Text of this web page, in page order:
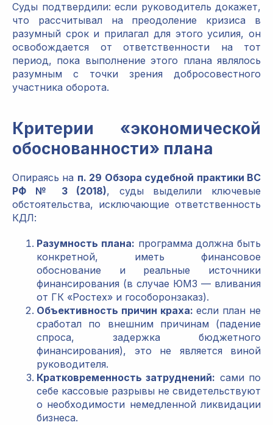
Суды подтвердили: если руководитель докажет,
что рассчитывал на преодоление кризиса в
разумный срок и прилагал для этого усилия, он
освобождается от ответственности на тот
период, пока выполнение этого плана являлось
разумным с точки зрения добросовестного
участника оборота.
Критерии «экономической
обоснованности» плана
Опираясь на п. 29 Обзора судебной практики ВС
РФ № 3 (2018), суды выделили ключевые
обстоятельства, исключающие ответственность
КДЛ:
Разумность плана: программа должна быть
конкретной, иметь финансовое
обоснование и реальные источники
финансирования (в случае ЮМЗ — вливания
от ГК «Ростех» и гособоронзаказ).
Объективность причин краха: если план не
сработал по внешним причинам (падение
спроса, задержка бюджетного
финансирования), это не является виной
руководителя.
Кратковременность затруднений: сами по
себе кассовые разрывы не свидетельствуют
о необходимости немедленной ликвидации
бизнеса.